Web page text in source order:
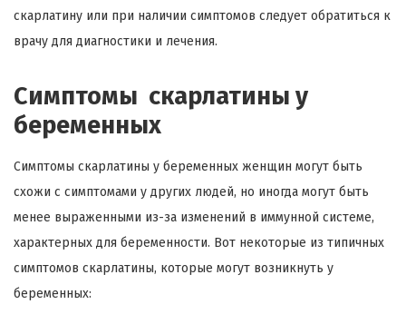
скарлатину или при наличии симптомов следует обратиться к
врачу для диагностики и лечения.
Симптомы скарлатины у
беременных
Симптомы скарлатины у беременных женщин могут быть
схожи с симптомами у других людей, но иногда могут быть
менее выраженными из-за изменений в иммунной системе,
характерных для беременности. Вот некоторые из типичных
симптомов скарлатины, которые могут возникнуть у
беременных: